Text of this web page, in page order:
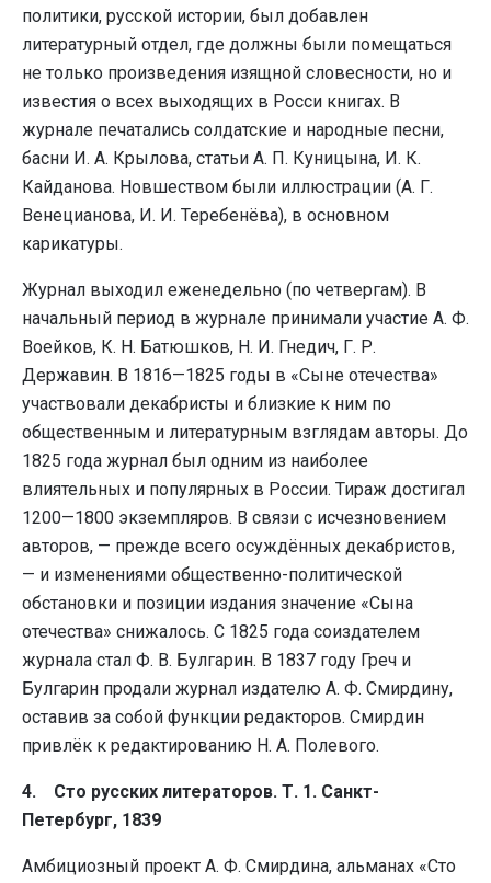
политики, русской истории, был добавлен
литературный отдел, где должны были помещаться
не только произведения изящной словесности, но и
известия о всех выходящих в Росси книгах. В
журнале печатались солдатские и народные песни,
басни И. А. Крылова, статьи А. П. Куницына, И. К.
Кайданова. Новшеством были иллюстрации (А. Г.
Венецианова, И. И. Теребенёва), в основном
карикатуры.
Журнал выходил еженедельно (по четвергам). В
начальный период в журнале принимали участие А. Ф.
Воейков, К. Н. Батюшков, Н. И. Гнедич, Г. Р.
Державин. В 1816—1825 годы в «Сыне отечества»
участвовали декабристы и близкие к ним по
общественным и литературным взглядам авторы. До
1825 года журнал был одним из наиболее
влиятельных и популярных в России. Тираж достигал
1200—1800 экземпляров. В связи с исчезновением
авторов, — прежде всего осуждённых декабристов,
— и изменениями общественно-политической
обстановки и позиции издания значение «Сына
отечества» снижалось. С 1825 года соиздателем
журнала стал Ф. В. Булгарин. В 1837 году Греч и
Булгарин продали журнал издателю А. Ф. Смирдину,
оставив за собой функции редакторов. Смирдин
привлёк к редактированию Н. А. Полевого.
4. Сто русских литераторов. Т. 1. Санкт-
Петербург, 1839
Амбициозный проект А. Ф. Смирдина, альманах «Сто